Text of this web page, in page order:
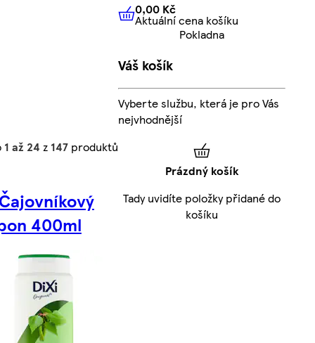
1 až 24 z 147 produktů
400ml
0,00 KčAktuální cena košíku
0,00 Kč
Aktuální cena košíku
Pokladna
Váš košík
Vyberte službu, která je pro Vás
nejvhodnější
Prázdný košík
Tady uvidíte položky přidané do
košíku